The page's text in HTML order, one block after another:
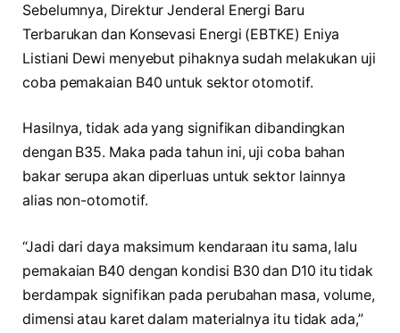
Sebelumnya, Direktur Jenderal Energi Baru
Terbarukan dan Konsevasi Energi (EBTKE) Eniya
Listiani Dewi menyebut pihaknya sudah melakukan uji
coba pemakaian B40 untuk sektor otomotif.
Hasilnya, tidak ada yang signifikan dibandingkan
dengan B35. Maka pada tahun ini, uji coba bahan
bakar serupa akan diperluas untuk sektor lainnya
alias non-otomotif.
“Jadi dari daya maksimum kendaraan itu sama, lalu
pemakaian B40 dengan kondisi B30 dan D10 itu tidak
berdampak signifikan pada perubahan masa, volume,
dimensi atau karet dalam materialnya itu tidak ada,”